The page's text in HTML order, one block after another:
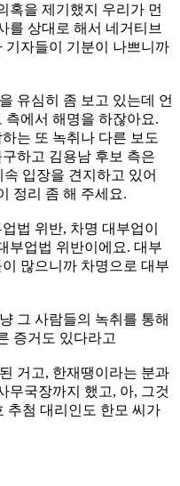
혹을 제기했지 우리가 먼
를 상대로 해서 네거티브
기자들이 기분이 나쁘니까
유심히 좀 보고 있는데 언
측에서 해명을 하잖아요.
는 또 녹취나 다른 보도
하고 김용남 후보 측은
입장을 견지하고 있어
정리 좀 해 주세요.
법 위반, 차명 대부업이
부업법 위반이에요. 대부
많으니까 차명으로 대부
그 사람들의 녹취를 통해
증거도 있다라고
거고, 한재땡이라는 분과
무국장까지 했고, 아, 그것
추첨 대리인도 한모 씨가